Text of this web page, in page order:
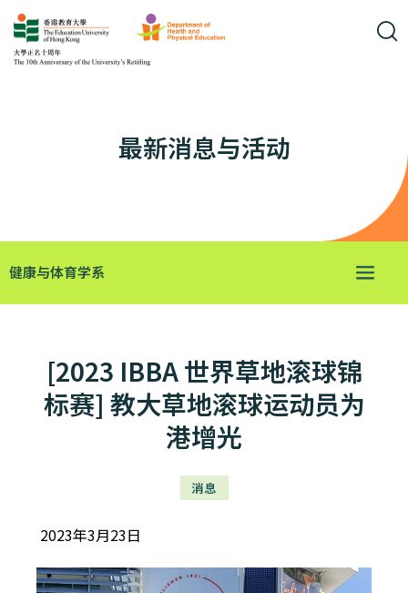
最新消息与活动
健康与体育学系
[2023 IBBA 世界草地滚球锦
标赛] 教大草地滚球运动员为
港增光
消息
2023年3月23日